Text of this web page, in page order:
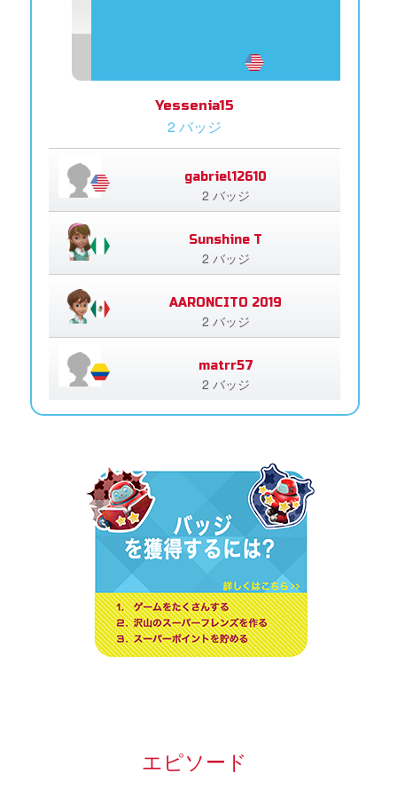
Yessenia15
2 バッジ
gabriel12610
2 バッジ
Sunshine T
2 バッジ
AARONCITO 2019
2 バッジ
matrr57
2 バッジ
エピソード